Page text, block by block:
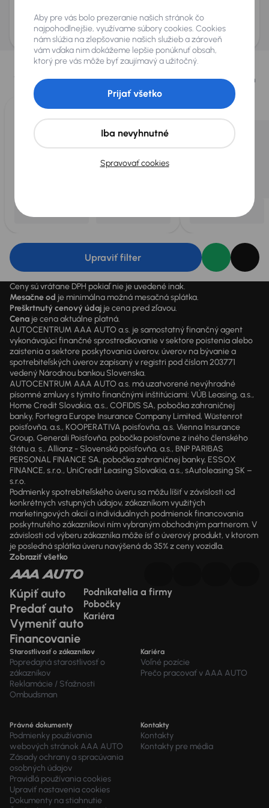
AURES Holdings a.s., so sídlom Dopravákov 874/15, Čimice, 184 00 Praha 8 bude
uchovávať a spracovávať vaše osobné údaje v súlade so zásadami ochrany a
spracovania osobných údajov.
Vybrali sme pre vás
Vyberáme pre vás tienajlepšie vozidláz našej ponuky. Každý deň
pre vás vykúpimeaž 400 vozidiel
Upraviť filter
Ceny sú vrátane DPH pokiaľ nie je uvedené inak.
Mesačne od je minimálna možná mesačná splátka.
Preškrtnutý cenový údaj je cena pred zľavou.
Cena je cena aktuálne platná.
AUTOCENTRUM AAA AUTO a.s. je samostatný finančný agent
vykonávajúci finančné sprostredkovanie v sektore poistenia alebo
zaistenia a sektore poskytovania úverov, úverov na bývanie a
spotrebiteľských úverov zapísaný v registri pod číslom 203771
vedený Národnou bankou Slovenska.
AUTOCENTRUM AAA AUTO a.s. má uzatvorené nevýhradné
písomné zmluvy s týmito finančnými inštitúciami: VÚB Leasing, a.s.,
Home Credit Slovakia, a.s., COFIDIS SA, pobočka zahraničnej
banky, Fortegra Europe Insurance Company Limited, Wüstenrot
poisťovňa, a.s., KOOPERATIVA poisťovňa, a.s. Vienna Insurance
Group, Generali Poisťovňa, pobočka poisťovne z iného členského
štátu a. s., Allianz - Slovenská poisťovňa, a.s., BNP PARIBAS
PERSONAL FINANCE SA, pobočka zahraničnej banky, ESSOX
FINANCE, s.r.o., UniCredit Leasing Slovakia, a.s., sAutoleasing SK –
s.r.o.
Podmienky spotrebiteľského úveru sa môžu líšiť v závislosti od
konkrétnych vstupných údajov, zákazníkom využitých
marketingových akcií a individuálnych podmienok financovania
poskytnutého zákazníkovi ním vybraným obchodným partnerom. V
závislosti od výberu zákazníka môže ísť o úverový produkt, v ktorom
je posledná splátka úveru navýšená do 35% z ceny vozidla.
Zobraziť všetko
Kúpiť auto
Predať auto
Vymeniť auto
Financovanie
Podnikatelia a firmy
Pobočky
Kariéra
Starostlivosť o zákazníkov
Popredajná starostlivosť o
zákazníkov
Reklamácie / Sťažnosti
Ombudsman
Kariéra
Voľné pozície
Prečo pracovať v AAA AUTO
Právné dokumenty
Podmienky používania
webových stránok AAA AUTO
Zásady ochrany a spracúvania
osobných údajov
Pravidlá používania cookies
Upraviť nastavenia cookies
Dokumenty na stiahnutie
Kontakty
Kontakty
Kontakty pre média
Aby pre vás bolo prezeranie našich stránok čo
najpohodlnejšie, využívame súbory cookies. Cookies
nám slúžia na zlepšovanie našich služieb a zároveň
vám vďaka nim dokážeme lepšie ponúknuť obsah,
ktorý pre vás môže byť zaujímavý a užitočný.
Spravovať cookies
Iba nevyhnutné
Prijať všetko